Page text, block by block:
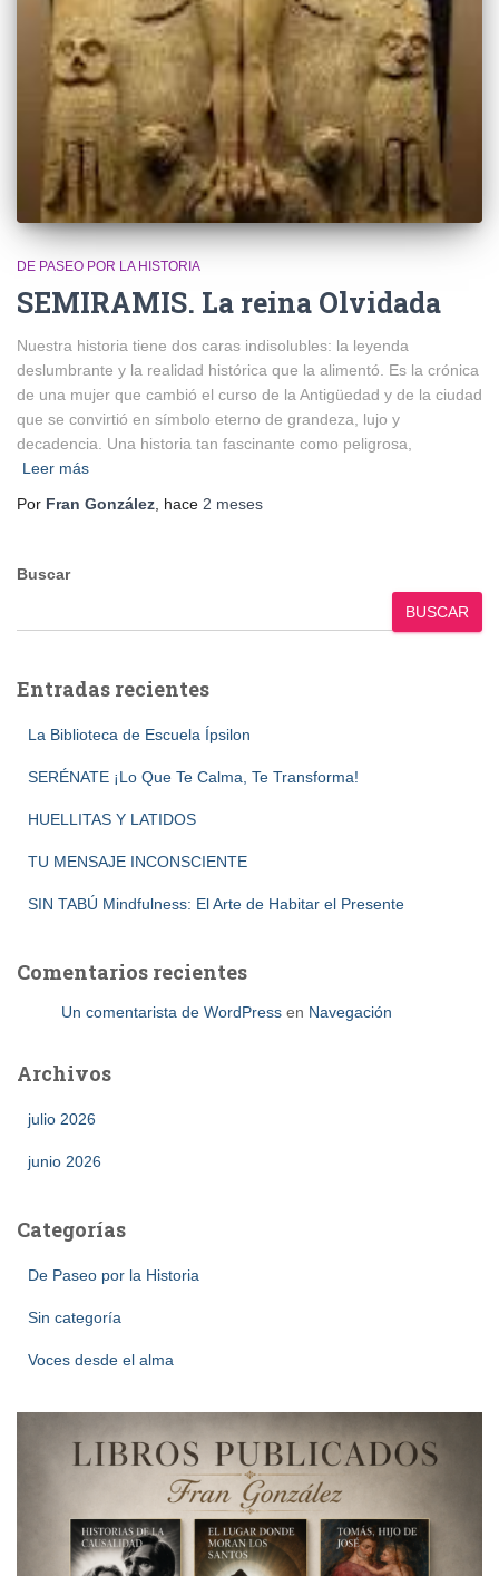
DE PASEO POR LA HISTORIA
SEMIRAMIS. La reina Olvidada
Nuestra historia tiene dos caras indisolubles: la leyenda
deslumbrante y la realidad histórica que la alimentó. Es la crónica
de una mujer que cambió el curso de la Antigüedad y de la ciudad
que se convirtió en símbolo eterno de grandeza, lujo y
decadencia. Una historia tan fascinante como peligrosa,
Leer más
Por Fran González , hace 2 meses
Buscar
BUSCAR
Entradas recientes
La Biblioteca de Escuela Ípsilon
SERÉNATE ¡Lo Que Te Calma, Te Transforma!
HUELLITAS Y LATIDOS
TU MENSAJE INCONSCIENTE
SIN TABÚ Mindfulness: El Arte de Habitar el Presente
Comentarios recientes
Un comentarista de WordPress en Navegación
Archivos
julio 2026
junio 2026
Categorías
De Paseo por la Historia
Sin categoría
Voces desde el alma